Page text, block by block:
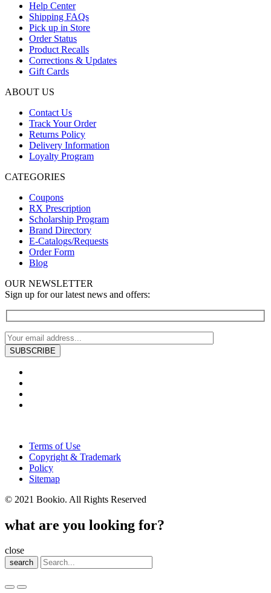
Help Center
Shipping FAQs
Pick up in Store
Order Status
Product Recalls
Corrections & Updates
Gift Cards
ABOUT US
Contact Us
Track Your Order
Returns Policy
Delivery Information
Loyalty Program
CATEGORIES
Coupons
RX Prescription
Scholarship Program
Brand Directory
E-Catalogs/Requests
Order Form
Blog
OUR NEWSLETTER
Sign up for our latest news and offers:
Terms of Use
Copyright & Trademark
Policy
Sitemap
© 2021 Bookio. All Rights Reserved
what are you looking for?
close
search